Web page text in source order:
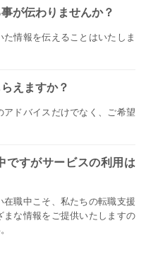
が伝わりませんか？
情報を伝えることはいたしま
えますか？
ドバイスだけでなく、ご希望
ですがサービスの利用は
在職中こそ、私たちの転職支援
な情報をご提供いたしますの